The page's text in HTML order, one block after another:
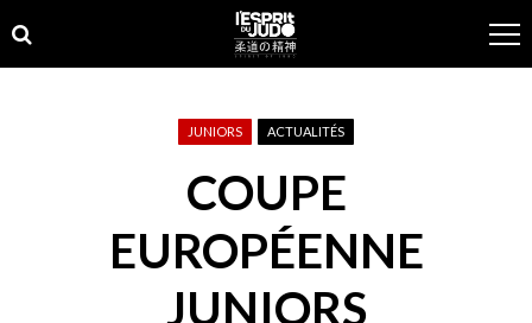
to
navigation
to
content
JUNIORS ACTUALITÉS
COUPE
EUROPÉENNE
JUNIORS